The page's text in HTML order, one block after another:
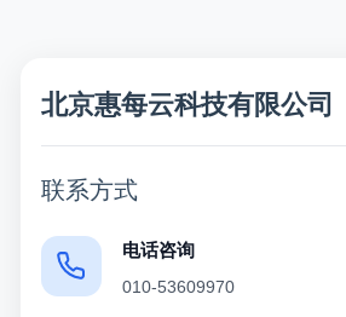
北京惠每云科技有限公司
联系方式
电话咨询
010-53609970